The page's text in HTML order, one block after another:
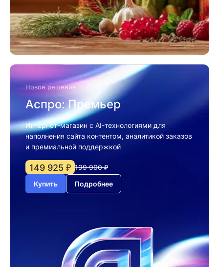
Новое решение
Аспро: Премьер
Интернет-магазин с AI-технологиями для
наполнения сайта контентом, аналитикой заказов
и премиальной поддержкой
149 925 ₽ 199 900 ₽
Купить
Подробнее